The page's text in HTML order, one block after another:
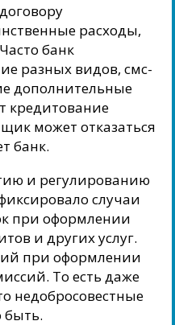
расходы,
банк
разных видов, смс-
дополнительные
кредитование
может отказаться
банк.
и регулированию
случаи
при оформлении
и других услуг.
при оформлении
То есть даже
недобросовестные
быть.